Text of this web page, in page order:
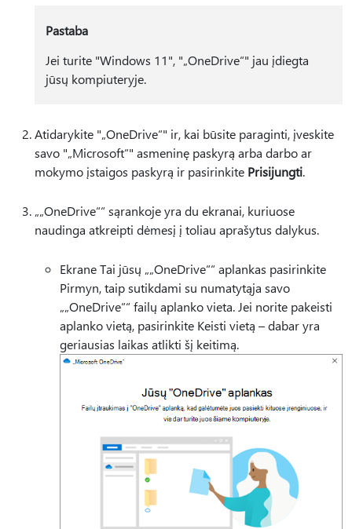
Pastaba
Jei turite "Windows 11", "„OneDrive“" jau įdiegta
jūsų kompiuteryje.
Atidarykite "„OneDrive“" ir, kai būsite paraginti, įveskite
savo "„Microsoft“" asmeninę paskyrą arba darbo ar
mokymo įstaigos paskyrą ir pasirinkite Prisijungti.
„„OneDrive““ sąrankoje yra du ekranai, kuriuose
naudinga atkreipti dėmesį į toliau aprašytus dalykus.
Ekrane Tai jūsų „„OneDrive““ aplankas pasirinkite
Pirmyn, taip sutikdami su numatytąja savo
„„OneDrive““ failų aplanko vieta. Jei norite pakeisti
aplanko vietą, pasirinkite Keisti vietą – dabar yra
geriausias laikas atlikti šį keitimą.